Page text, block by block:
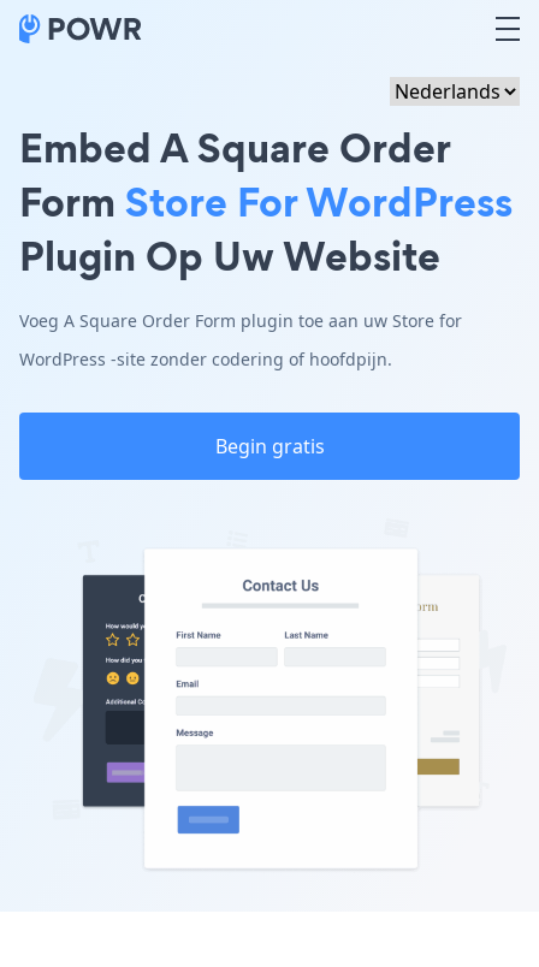
Embed A Square Order
Form Store For WordPress
Plugin Op Uw Website
Voeg A Square Order Form plugin toe aan uw Store for
WordPress -site zonder codering of hoofdpijn.
Begin gratis